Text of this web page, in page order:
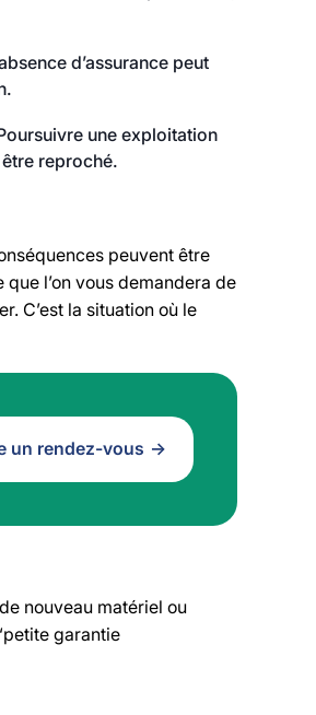
d’assurance peut
une exploitation
reproché.
peuvent être
l’on vous demandera de
C’est la situation où le
un rendez-vous
nouveau matériel ou
garantie